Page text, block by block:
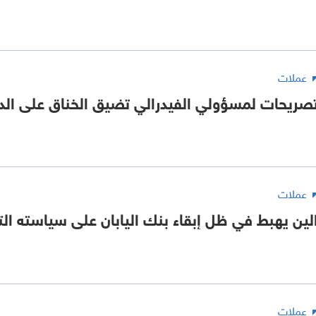
عملات
لمسؤولي الفيدرالي تضيق الخناق على
عملات
يهبط في ظل إبقاء بنك اليابان على سياسته
عملات